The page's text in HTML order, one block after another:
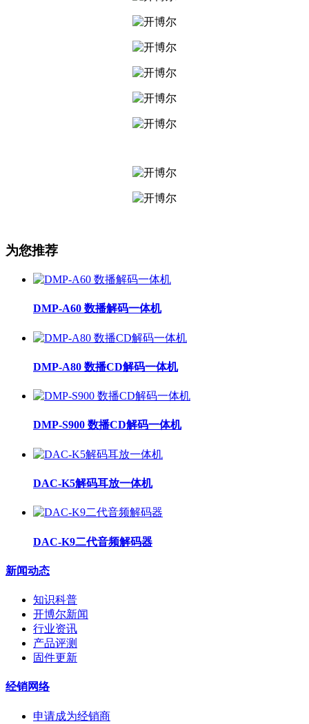
为您推荐
DMP-A60 数播解码一体机
DMP-A80 数播CD解码一体机
DMP-S900 数播CD解码一体机
DAC-K5解码耳放一体机
DAC-K9二代音频解码器
新闻动态
知识科普
开博尔新闻
行业资讯
产品评测
固件更新
经销网络
申请成为经销商